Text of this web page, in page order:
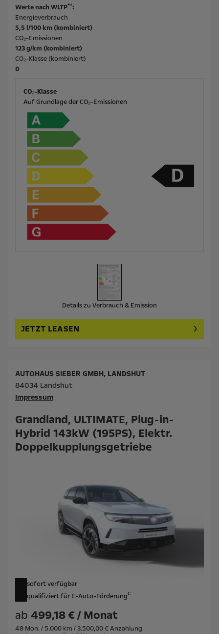
Werte nach WLTP**:
Energieverbrauch
5,5 l/100 km (kombiniert)
CO₂-Emissionen
123 g/km (kombiniert)
CO₂-Klasse (kombiniert)
D
CO₂-Klasse
Auf Grundlage der CO₂-Emissionen
Details zu Verbrauch & Emission
JETZT LEASEN
Grandland, ULTIMATE, Plug-in-
Hybrid 143kW (195PS), Elektr.
Doppelkupplungsgetriebe
sofort verfügbar
qualifiziert für E-Auto-Förderungc
ab 499,18 € / Monat
48 Mon. / 5.000 km / 3.500,00 € Anzahlung
AUTOHAUS SIEBER GMBH, LANDSHUT
84034 Landshut
Impressum